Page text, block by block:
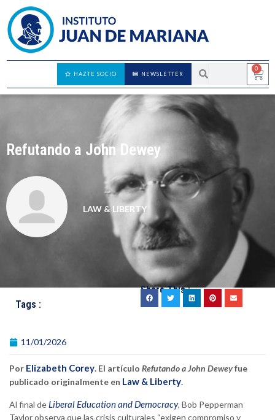
0
NEWSLETTER
HAZTE SOCIO
Refutando a John Dewey
LAW & LIBERTY
Tags :
Share This :
11/01/2026
Por Elizabeth Corey. El artículo Refutando a John Deweyfue
publicado originalmente en Law & Liberty.
Al final de Liberal Education and Democracy, Bob Pepperman
Taylor observa que las crisis culturales “exigen compromiso y